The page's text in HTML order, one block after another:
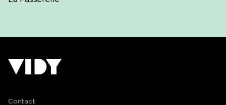
Contact